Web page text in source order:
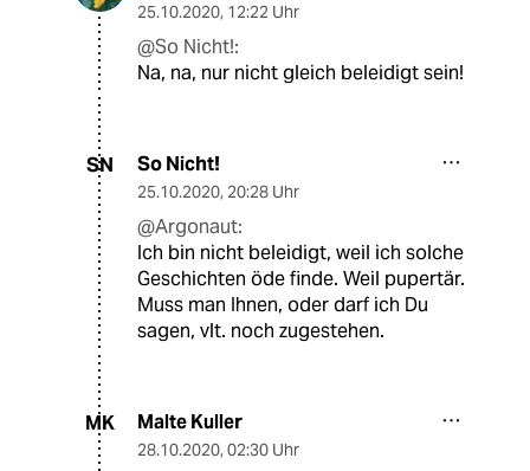
25.10.2020, 12:22 Uhr
@So Nicht!:
Na, na, nur nicht gleich beleidigt sein!
SN So Nicht!
25.10.2020, 20:28 Uhr
@Argonaut:
Ich bin nicht beleidigt, weil ich solche
Geschichten öde finde. Weil pupertär.
Muss man Ihnen, oder darf ich Du
sagen, vlt. noch zugestehen.
MK Malte Kuller
28.10.2020, 02:30 Uhr